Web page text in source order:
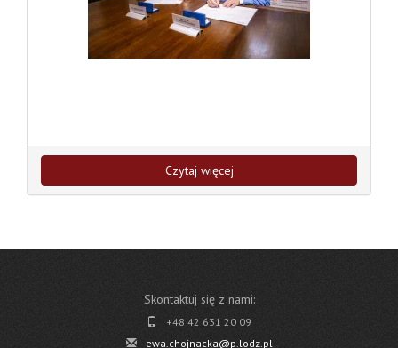
Czytaj więcej
Skontaktuj się z nami:
+48 42 631 20 09
ewa.chojnacka@p.lodz.pl